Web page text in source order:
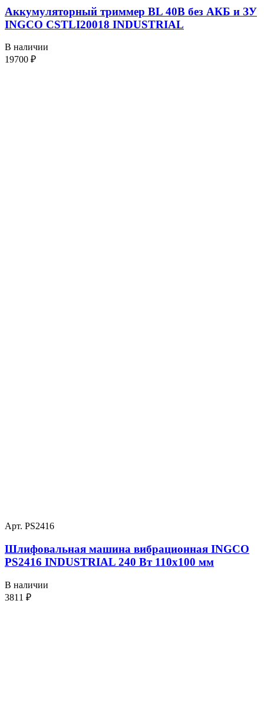
Аккумуляторный триммер BL 40В без АКБ и ЗУ
INGCO CSTLI20018 INDUSTRIAL
В наличии
19700 ₽
Арт. PS2416
Шлифовальная машина вибрационная INGCO
PS2416 INDUSTRIAL 240 Вт 110х100 мм
В наличии
3811 ₽